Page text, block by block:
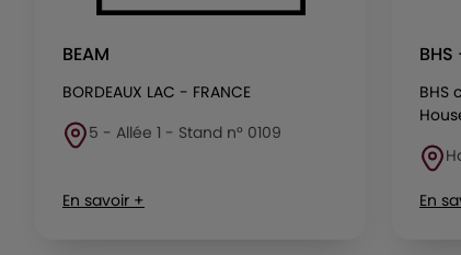
BEAM
BORDEAUX LAC - FRANCE
5 - Allée 1 - Stand n° 0109
En savoir +
BHS
BHS
En